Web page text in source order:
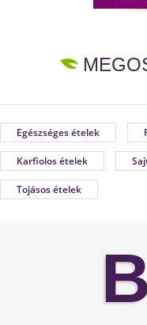
Egészséges ételek
Karfiolos ételek
Tojásos ételek